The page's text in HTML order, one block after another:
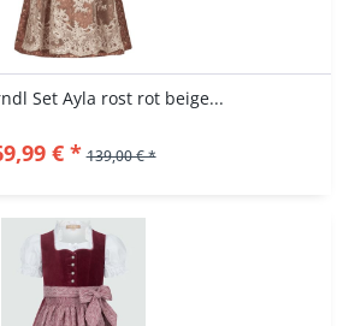
Set Ayla rost rot beige...
€ * 139,00 € *